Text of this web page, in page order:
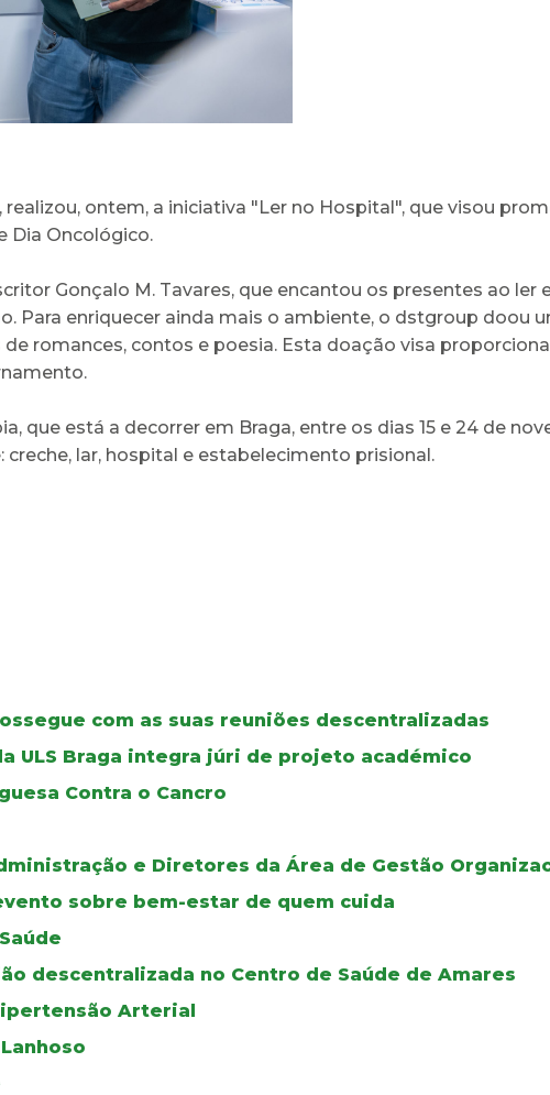
ontem, a iniciativa "Ler no Hospital", que visou
Dia Oncológico.
Gonçalo M. Tavares, que encantou os presentes ao ler
Para enriquecer ainda mais o ambiente, o dstgroup doou
romances, contos e poesia. Esta doação visa
que está a decorrer em Braga, entre os dias 15 e 24 de
lar, hospital e estabelecimento prisional.
com as suas reuniões descentralizadas
ULS Braga integra júri de projeto académico
Contra o Cancro
e Diretores da Área de Gestão
sobre bem-estar de quem cuida
descentralizada no Centro de Saúde de Amares
Arterial